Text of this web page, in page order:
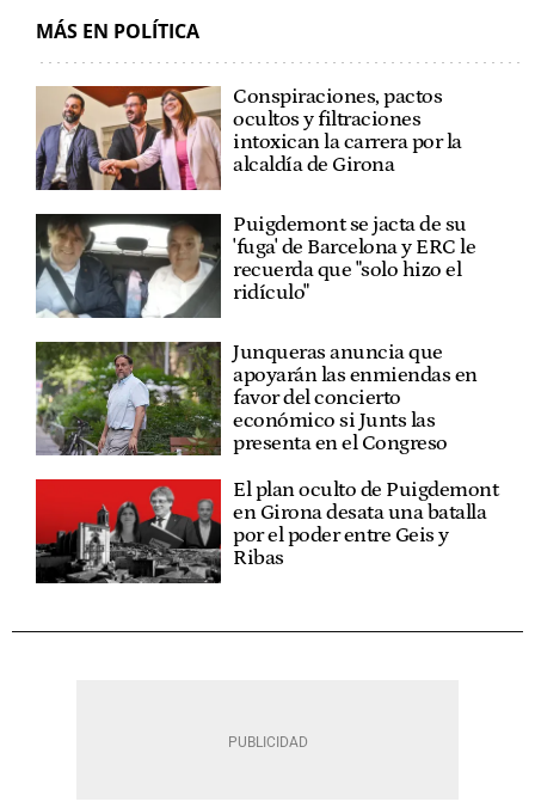
MÁS EN POLÍTICA
Conspiraciones, pactos
ocultos y filtraciones
intoxican la carrera por la
alcaldía de Girona
Puigdemont se jacta de su
'fuga' de Barcelona y ERC le
recuerda que "solo hizo el
ridículo"
Junqueras anuncia que
apoyarán las enmiendas en
favor del concierto
económico si Junts las
presenta en el Congreso
El plan oculto de Puigdemont
en Girona desata una batalla
por el poder entre Geis y
Ribas